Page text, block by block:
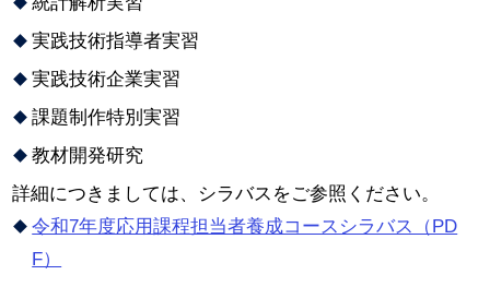
実践技術指導者実習
実践技術企業実習
課題制作特別実習
教材開発研究
詳細につきましては、シラバスをご参照ください。
令和7年度応用課程担当者養成コースシラバス（PD
F）